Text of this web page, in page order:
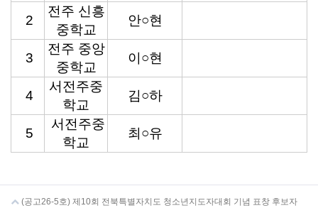
2
전주 신흥
중학교
안○현
3
전주 중앙
중학교
이○현
4
서전주중
학교
김○하
5
서전주중
학교
최○유
(공고26-5호) 제10회 전북특별자치도 청소년지도자대회 기념 표창 후보자